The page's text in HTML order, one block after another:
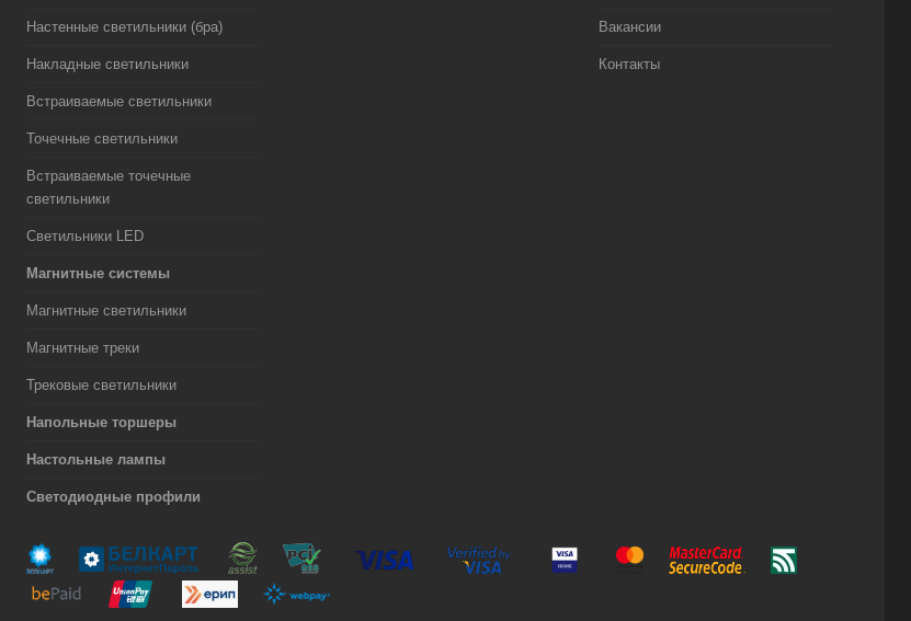
Настенные светильники (бра)
Накладные светильники
Встраиваемые светильники
Точечные светильники
Встраиваемые точечные
светильники
Светильники LED
Магнитные системы
Магнитные светильники
Магнитные треки
Трековые светильники
Напольные торшеры
Настольные лампы
Светодиодные профили
Вакансии
Контакты